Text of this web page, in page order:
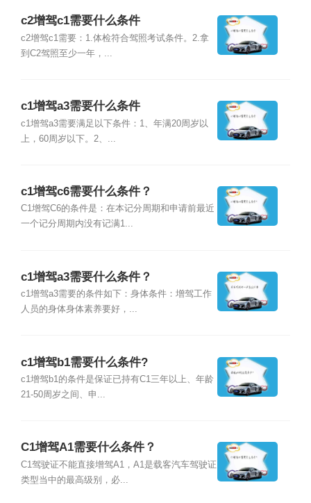
c2增驾c1需要什么条件
c2增驾c1需要：1.体检符合驾照考试条件。2.拿
到C2驾照至少一年，...
c1增驾a3需要什么条件
c1增驾a3需要满足以下条件：1、年满20周岁以
上，60周岁以下。2、...
c1增驾c6需要什么条件？
C1增驾C6的条件是：在本记分周期和申请前最近
一个记分周期内没有记满1...
c1增驾a3需要什么条件？
c1增驾a3需要的条件如下：身体条件：增驾工作
人员的身体身体素养要好，...
c1增驾b1需要什么条件?
c1增驾b1的条件是保证已持有C1三年以上、年龄
21-50周岁之间、申...
C1增驾A1需要什么条件？
C1驾驶证不能直接增驾A1，A1是载客汽车驾驶证
类型当中的最高级别，必...